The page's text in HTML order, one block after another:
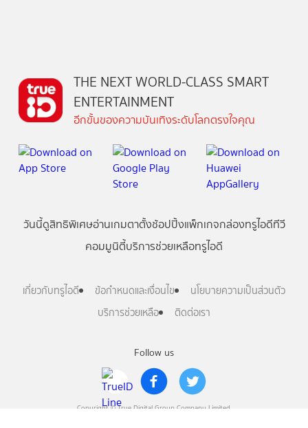
Follow us
Copyright © True Digital Group Company Limited.
THE NEXT WORLD-CLASS SMART
ENTERTAINMENT
อีกขั้นของความบันเทิงระดับโลกตรงใจคุณ
วันนี้ดูสิทธิพิเศษอ่านเกมตาตั้งช้อปปิ้งแพ็กเกจกล่องทรูไอดีทีวี
คอมมูนิตี้บริการช่วยเหลือทรูไอดี
เกี่ยวกับทรูไอดี ข้อกำหนดและเงื่อนไข
นโยบายความเป็นส่วนตัว
บริการช่วยเหลือ
ติดต่อเรา